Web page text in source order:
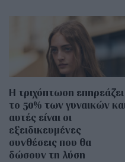
Η τριχόπτωση επηρεάζει
το 50% των γυναικών
αυτές είναι οι
εξειδικευμένες
συνθέσεις που θα
δώσουν τη λύση